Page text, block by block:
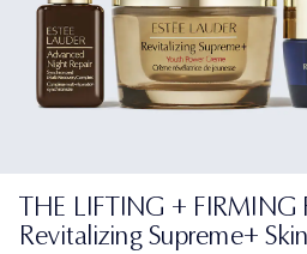
THE LIFTING + FIRMING
Revitalizing Supreme+